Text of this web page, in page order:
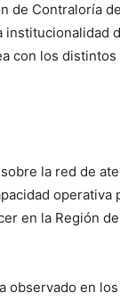
de Contraloría
con los
la red de
operativa
en la Región
observado en